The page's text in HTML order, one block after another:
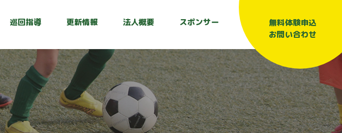
巡回指導 更新情報 法人概要 スポンサー
無料体験申込
お問い合わせ